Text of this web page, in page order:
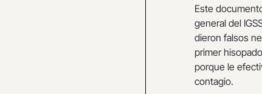
Este
general del
dieron falsos
primer
porque le
contagio.